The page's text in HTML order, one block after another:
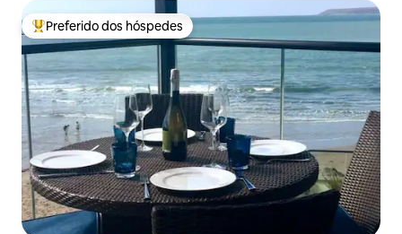
Entre os melhores preferidos dos hóspedes
Preferido dos hóspedes